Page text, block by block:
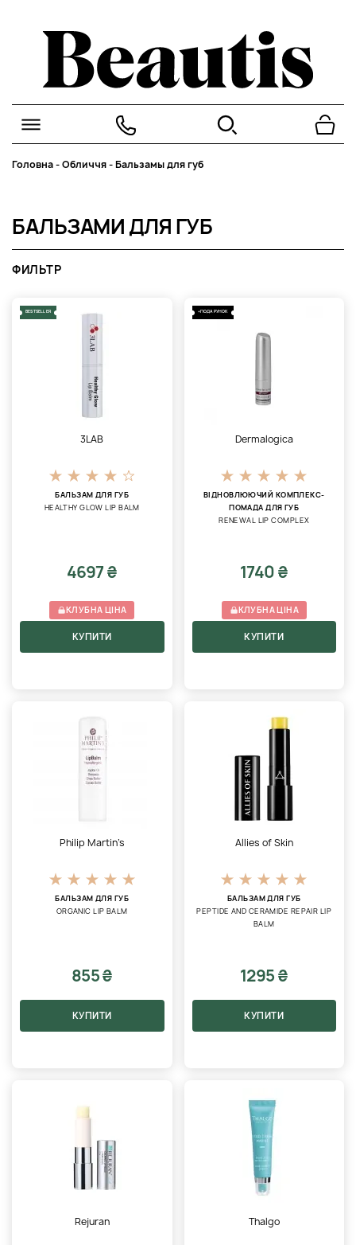
Головна-Обличчя-Бальзамы для губ
БАЛЬЗАМИ ДЛЯ ГУБ
ФИЛЬТР
BESTSELLER
3LAB
БАЛЬЗАМ ДЛЯ ГУБ
HEALTHY GLOW LIP BALM
4697 ₴
КЛУБНА ЦІНА
КУПИТИ
+ПОДАРУНОК
Dermalogica
ВІДНОВЛЮЮЧИЙ КОМПЛЕКС-
ПОМАДА ДЛЯ ГУБ
RENEWAL LIP COMPLEX
1740 ₴
КЛУБНА ЦІНА
КУПИТИ
Philip Martin’s
БАЛЬЗАМ ДЛЯ ГУБ
ORGANIC LIP BALM
855 ₴
КУПИТИ
Allies of Skin
БАЛЬЗАМ ДЛЯ ГУБ
PEPTIDE AND CERAMIDE REPAIR LIP
BALM
1295 ₴
КУПИТИ
Rejuran Thalgo